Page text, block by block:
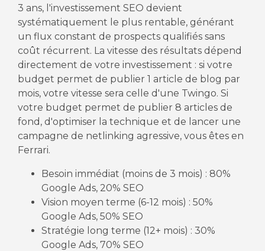
3 ans, l'investissement SEO devient
systématiquement le plus rentable, générant
un flux constant de prospects qualifiés sans
coût récurrent. La vitesse des résultats dépend
directement de votre investissement : si votre
budget permet de publier 1 article de blog par
mois, votre vitesse sera celle d'une Twingo. Si
votre budget permet de publier 8 articles de
fond, d'optimiser la technique et de lancer une
campagne de netlinking agressive, vous êtes en
Ferrari.
Besoin immédiat (moins de 3 mois) : 80%
Google Ads, 20% SEO
Vision moyen terme (6-12 mois) : 50%
Google Ads, 50% SEO
Stratégie long terme (12+ mois) : 30%
Google Ads, 70% SEO